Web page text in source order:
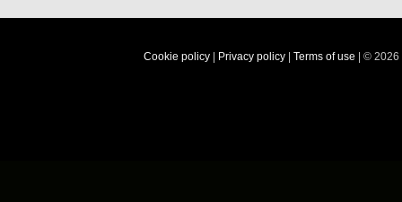
Cookie policy Privacy policy Terms of use | © 2026